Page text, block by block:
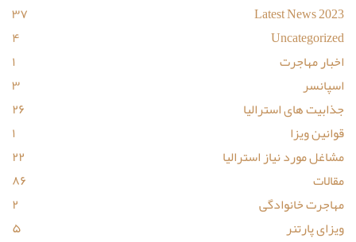
Latest News 2023
۳۷
Uncategorized
۴
اخبار مهاجرت
۱
اسپانسر
۳
جذابیت های استرالیا
۲۶
قوانین ویزا
۱
مشاغل مورد نیاز استرالیا
۲۲
مقالات
۸۶
مهاجرت خانوادگی
۲
ویزای پارتنر
۵